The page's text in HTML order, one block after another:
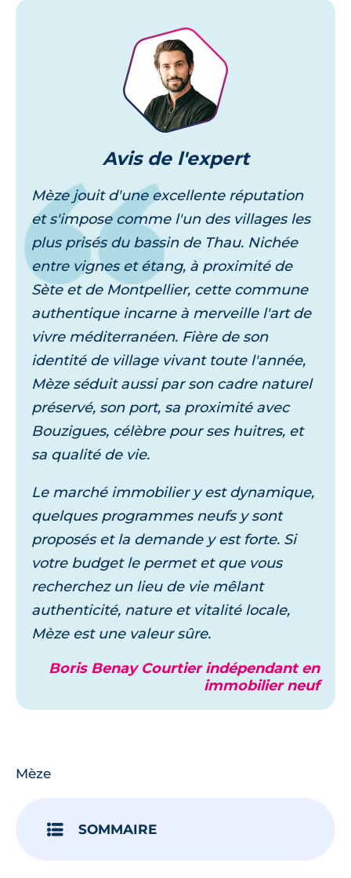
Avisde l'expert
Mèze jouit d'une excellente réputation
et s'impose comme l'un des villages les
plus prisés du bassin de Thau. Nichée
entre vignes et étang, à proximité de
Sète et de Montpellier, cette commune
authentique incarne à merveille l'art de
vivre méditerranéen. Fière de son
identité de village vivant toute l'année,
Mèze séduit aussi par son cadre naturel
préservé, son port, sa proximité avec
Bouzigues, célèbre pour ses huitres, et
sa qualité de vie.
Le marché immobilier y est dynamique,
quelques programmes neufs y sont
proposés et la demande y est forte. Si
votre budget le permet et que vous
recherchez un lieu de vie mêlant
authenticité, nature et vitalité locale,
Mèze est une valeur sûre.
Boris Benay Courtier indépendant en
immobilier neuf
SOMMAIRE
Mèze